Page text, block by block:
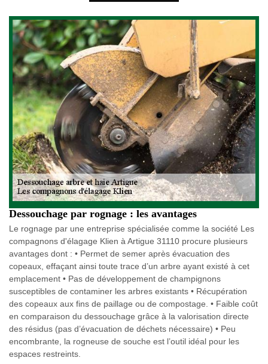
Dessouchage par rognage : les avantages
Le rognage par une entreprise spécialisée comme la société Les
compagnons d'élagage Klien à Artigue 31110 procure plusieurs
avantages dont : • Permet de semer après évacuation des
copeaux, effaçant ainsi toute trace d’un arbre ayant existé à cet
emplacement • Pas de développement de champignons
susceptibles de contaminer les arbres existants • Récupération
des copeaux aux fins de paillage ou de compostage. • Faible coût
en comparaison du dessouchage grâce à la valorisation directe
des résidus (pas d’évacuation de déchets nécessaire) • Peu
encombrante, la rogneuse de souche est l’outil idéal pour les
espaces restreints.